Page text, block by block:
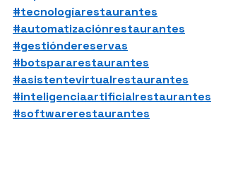
#tecnologíarestaurantes
#automatizaciónrestaurantes
#gestióndereservas
#botspararestaurantes
#asistentevirtualrestaurantes
#inteligenciaartificialrestaurantes
#softwarerestaurantes